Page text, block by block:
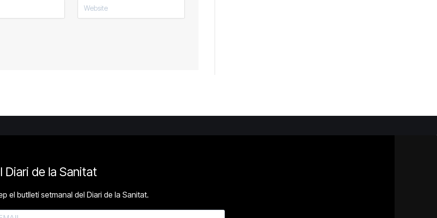
Diari de la Sanitat
el butlletí setmanal del Diari de la Sanitat.